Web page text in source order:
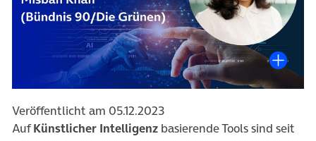
Veröffentlicht am 05.12.2023
AufKünstlicher Intelligenz basierende Tools sind seit